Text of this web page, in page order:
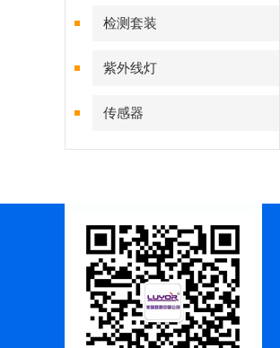
检测套装
紫外线灯
传感器